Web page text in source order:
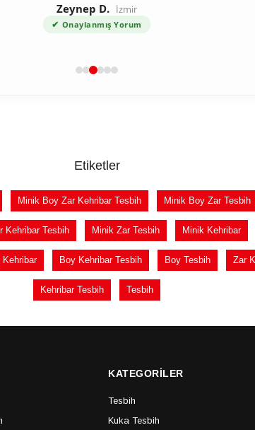
Zeynep D. İzmir
✔ Onaylanmış Yorum
Etiketler
Minik Boy Zar Kehribar Tesbih Minik Boy Zar Tesbih
Kehribar Tesbih Minik Zar Tesbih Minik Kehribar
Kehribar Boy Kehribar Tesbih Boy Tesbih Zar
Kehribar Tesbih Tesbih
KATEGORİLER
Tesbih
Kuka Tesbih